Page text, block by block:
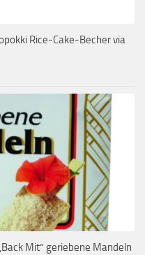
Rice-Cake-Becher via
Mit“ geriebene Mandeln